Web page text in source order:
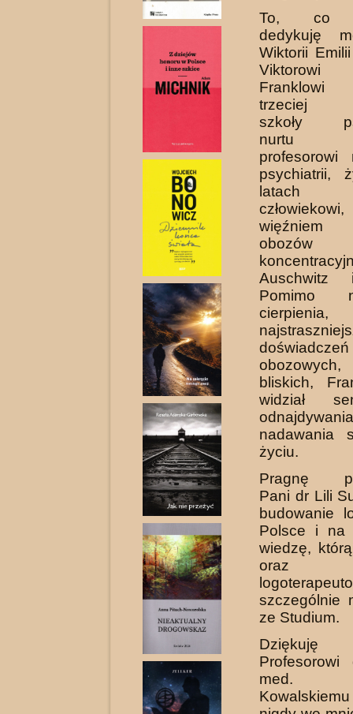
To, co
dedykuję
Wiktorii
trzeciej
szkoły
nurtu
profesorowi
psychiatrii,
latach
więźniem
obozów
Auschwitz
Pomimo
cierpienia,
doświadczeń
bliskich,
widział
nadawania
życiu.
Pragnę
Pani dr Lili
budowanie
Polsce i na
wiedzę,
oraz
szczególnie
ze Studium.
med.